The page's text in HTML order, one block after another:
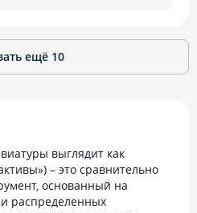
ещё 10
выглядит как
– это сравнительно
основанный на
распределенных